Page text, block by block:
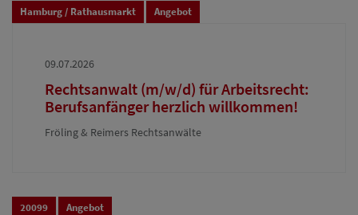
Hamburg / Rathausmarkt Angebot
09.07.2026
Rechtsanwalt (m/w/d) für Arbeitsrecht:
Berufsanfänger herzlich willkommen!
Fröling & Reimers Rechtsanwälte
20099 Angebot